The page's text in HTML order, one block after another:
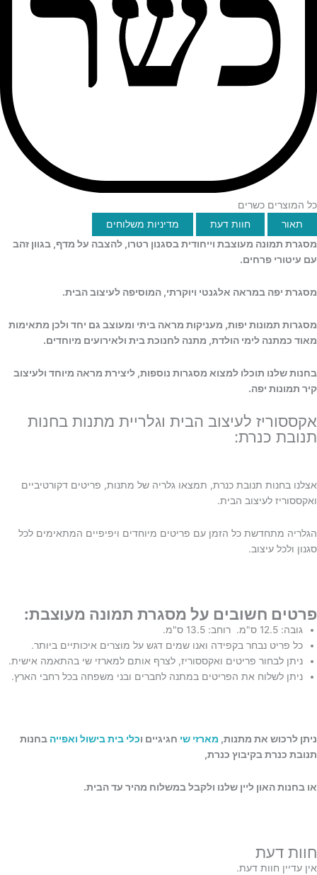
כל המוצרים כשרים
תאור
חוות דעת
מדיניות משלוחים
מסגרת תמונה מעוצבת וייחודית בסגנון רטרו, להצבה על מדף, בגוון זהב
עם עיטורי פרחים.
מסגרת יפה במראה אלגנטי ויוקרתי, המוסיפה לעיצוב הבית.
מסגרות תמונות יפות, מעניקות מראה ביתי ומעוצב גם יחד ולכן מתאימות
מאוד כמתנה לימי הולדת, מתנה לחנוכת בית ולאירועים מיוחדים.
בחנות שלנו תוכלו למצוא מסגרות נוספות, ליצירת מראה מיוחד ולעיצוב
קיר תמונות יפה.
אקססוריז לעיצוב הבית וגלריית מתנות בחנות
תנובת כנרת:
אצלנו בחנות תנובת כנרת, תמצאו גלריה של מתנות, פריטים דקורטיביים
ואקססוריז לעיצוב הבית.
הגלריה מתחדשת כל הזמן עם פריטים מיוחדים ויפיפיים המתאימים לכל
סגנון ולכל עיצוב.
פרטים חשובים על מסגרת תמונה מעוצבת:
גובה: 12.5 ס"מ. רוחב: 13.5 ס"מ.
כל פריט נבחר בקפידה ואנו שמים דגש על מוצרים איכותיים ביותר.
ניתן לבחור פריטים ואקססוריז, לצרף אותם למארזי שי בהתאמה אישית.
ניתן לשלוח את הפריטים במתנה לחברים ובני משפחה בכל רחבי הארץ.
ניתן לרכוש את מתנות, מארזי שי חגיגיים וכלי בית בישול ואפייה בחנות
תנובת כנרת בקיבוץ כנרת,
או בחנות האון ליין שלנו ולקבל במשלוח מהיר עד הבית.
חוות דעת
אין עדיין חוות דעת.